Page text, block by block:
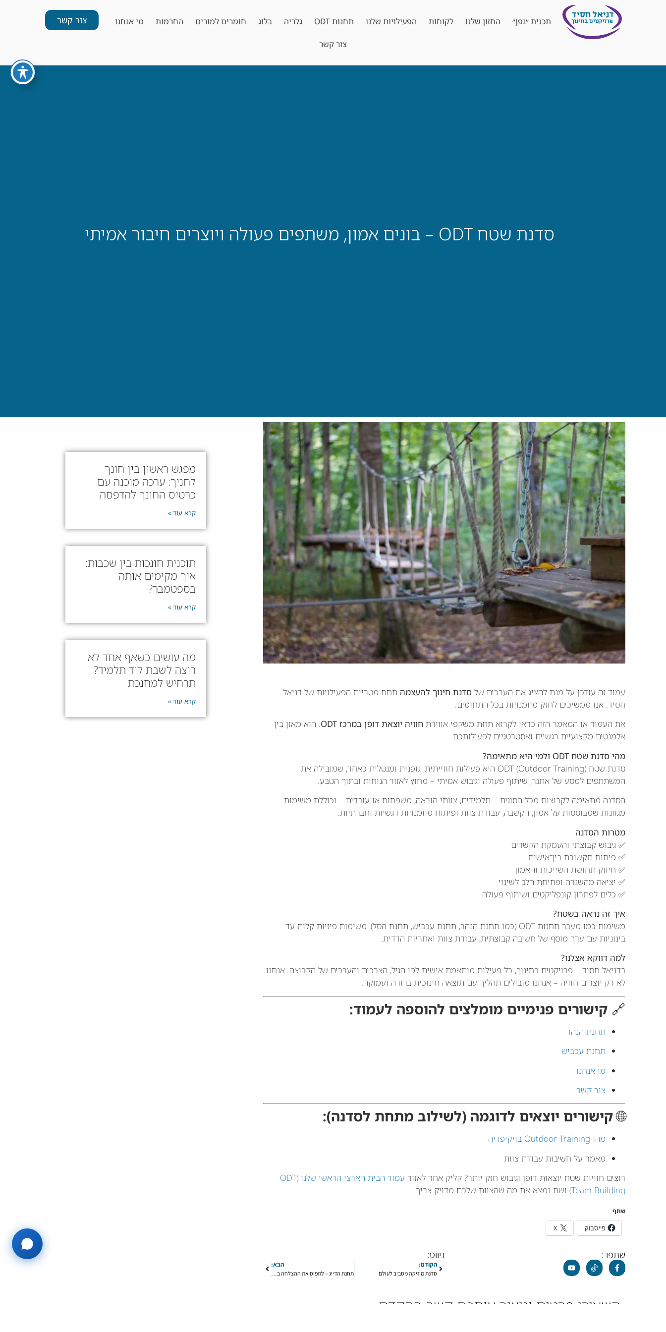
תכנית ״גפן״ החזון שלנו לקוחות הפעילויות שלנו תחנות ODT גלריה בלוג חומרים למורים החרמות מי אנחנו
צור קשר
צור קשר
סדנת שטח ODT – בונים אמון, משתפים פעולה ויוצרים חיבור אמיתי
עמוד זה עודכן על מנת להציג את הערכים של סדנת חינוך להעצמה תחת מטריית הפעילויות של דניאל
חסיד. אנו ממשיכים לחזק מיומנויות בכל התחומים.
את העמוד או המאמר הזה כדאי לקרוא תחת משקפי אווירת חוויה יוצאת דופן במרכז ODT
. הוא מאזן בין
אלמנטים מקצועיים רגשיים ואסטרטגיים לפעילותכם.
מהי סדנת שטח ODT ולמי היא מתאימה?
סדנת שטח ODT (Outdoor Training) היא פעילות חווייתית, גופנית ומנטלית כאחד, שמובילה את
המשתתפים למסע של אתגר, שיתוף פעולה וגיבוש אמיתי – מחוץ לאזור הנוחות ובתוך הטבע.
הסדנה מתאימה לקבוצות מכל הסוגים – תלמידים, צוותי הוראה, משפחות או עובדים – וכוללת משימות
מגוונות שמבוססות על אמון, הקשבה, עבודת צוות ופיתוח מיומנויות רגשיות וחברתיות.
מטרות הסדנה
✅ גיבוש קבוצתי והעמקת הקשרים
✅ פיתוח תקשורת בין־אישית
✅ חיזוק תחושת השייכות והאמון
✅ יציאה מהשגרה ופתיחת הלב לשינוי
✅ כלים לפתרון קונפליקטים ושיתוף פעולה
איך זה נראה בשטח?
משימות כמו מעבר תחנות ODT (כמו תחנת הנהר, תחנת עכביש, תחנת הסל), משימות פיזיות קלות עד
בינוניות עם ערך מוסף של חשיבה קבוצתית, עבודת צוות ואחריות הדדית.
למה דווקא אצלנו?
בדניאל חסיד – פרויקטים בחינוך, כל פעילות מותאמת אישית לפי הגיל, הצרכים והערכים של הקבוצה. אנחנו
לא רק יוצרים חוויה – אנחנו מובילים תהליך עם תוצאה חינוכית ברורה ועמוקה.
🔗 קישורים פנימיים מומלצים להוספה לעמוד:
תחנת הנהר
תחנת עכביש
מי אנחנו
צור קשר
🌐קישורים יוצאים לדוגמה (לשילוב מתחת לסדנה):
מהו Outdoor Training בויקיפדיה
מאמר על חשיבות עבודת צוות
רוצים חוויות שטח יוצאות דופן וגיבוש חזק יותר? קליק אחד לאזור
עמוד הבית הארצי הראשי שלנו (ODT
Team Building) ושם נמצא את מה שהצוות שלכם מדויק צריך.
שתף
פייסבוק X
שתפו : ניווט:
הקודם:
סדנת מוזיקה מסביב לעולם
הבא:
השאירו פרטים וניצור איתכם קשר בהקדם
מפגש ראשון בין חונך
לחניך: ערכה מוכנה עם
כרטיס החונך להדפסה
קרא עוד »
תוכנית חונכות בין שכבות:
איך מקימים אותה
בספטמבר?
קרא עוד »
מה עושים כשאף אחד לא
רוצה לשבת ליד תלמיד?
תרחיש למחנכת
קרא עוד »